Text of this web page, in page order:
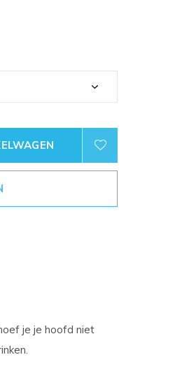
je je hoofd niet